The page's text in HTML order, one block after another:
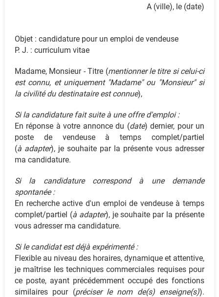
A (ville), le (date)
Objet : candidature pour un emploi de vendeuse
P. J. : curriculum vitae
Madame, Monsieur - Titre (mentionner le titre si celui-ci
est connu, et uniquement "Madame" ou "Monsieur" si
la civilité du destinataire est connue),
Si la candidature fait suite à une offre d'emploi :
En réponse à votre annonce du (date) dernier, pour un
poste de vendeuse à temps complet/partiel
(à adapter), je souhaite par la présente vous adresser
ma candidature.
Si la candidature correspond à une demande
spontanée :
En recherche active d'un emploi de vendeuse à temps
complet/partiel (à adapter), je souhaite par la présente
vous adresser ma candidature.
Si le candidat est déjà expérimenté :
Flexible au niveau des horaires, dynamique et attentive,
je maîtrise les techniques commerciales requises pour
ce poste, ayant précédemment occupé des fonctions
similaires pour (préciser le nom de(s) enseigne(s)).